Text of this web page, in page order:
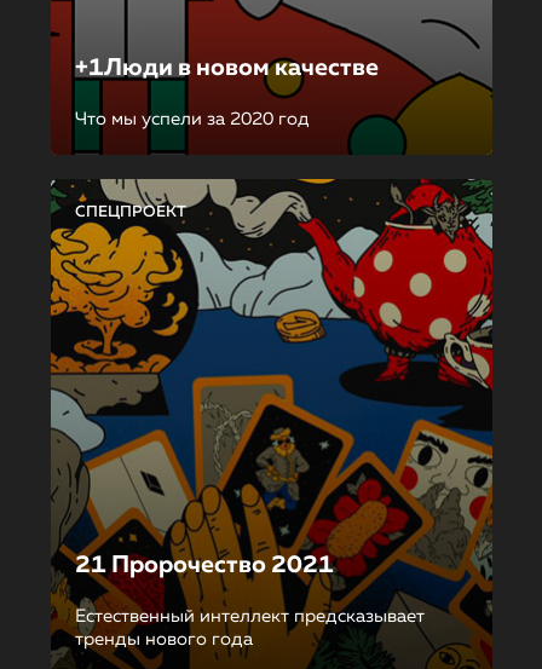
+1Люди в новом качестве
Что мы успели за 2020 год
СПЕЦПРОЕКТ
21 Пророчество 2021
Естественный интеллект предсказывает
тренды нового года